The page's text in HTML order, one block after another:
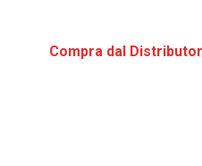
Compra dal